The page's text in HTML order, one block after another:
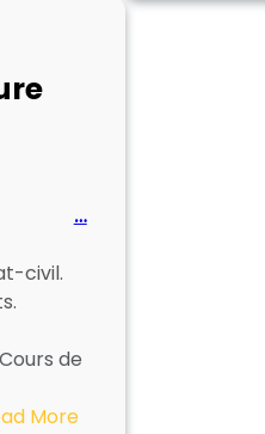
…
civil.
de
More: